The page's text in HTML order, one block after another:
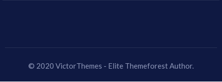
© 2020 VictorThemes - Elite Themeforest Author.